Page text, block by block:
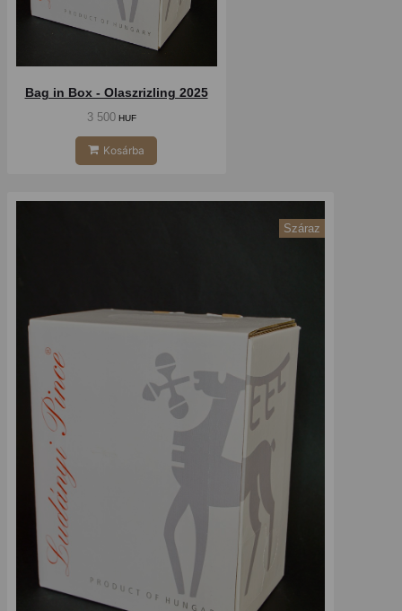
Bag in Box - Olaszrizling 2025
3 500 HUF
Kosárba
Száraz